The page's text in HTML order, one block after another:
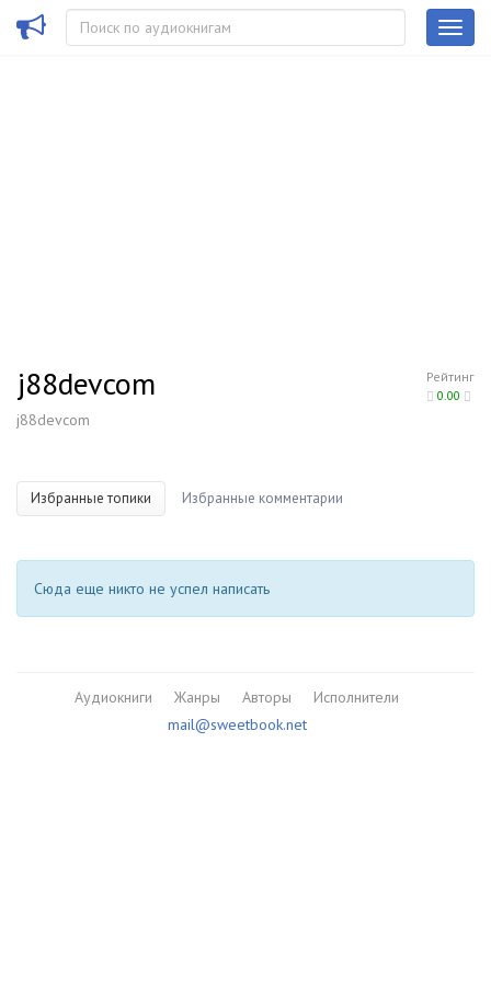
Рейтинг
0.00
j88devcom
j88devcom
Избранные топики Избранные комментарии
Сюда еще никто не успел написать
Аудиокниги Жанры Авторы
Исполнители
mail@sweetbook.net